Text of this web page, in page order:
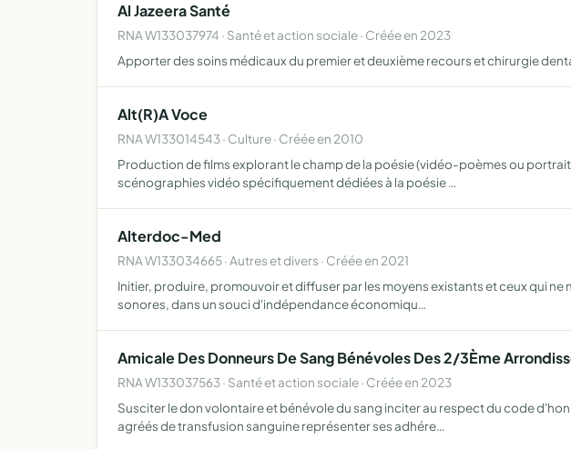
Al Jazeera Santé
RNA W133037974 · Santé et action sociale · Créée en 2023
Apporter des soins médicaux du premier et deuxième recours et chirurgie
Alt(R)A Voce
RNA W133014543 · Culture · Créée en 2010
Production de films explorant le champ de la poésie (vidéo-poèmes ou
scénographies vidéo spécifiquement dédiées à la poésie …
Alterdoc-Med
RNA W133034665 · Autres et divers · Créée en 2021
Initier, produire, promouvoir et diffuser par les moyens existants et ceux qui
sonores, dans un souci d'indépendance économiqu…
Amicale Des Donneurs De Sang Bénévoles Des 2/3Ème
RNA W133037563 · Santé et action sociale · Créée en 2023
Susciter le don volontaire et bénévole du sang inciter au respect du code
agréés de transfusion sanguine représenter ses adhére…